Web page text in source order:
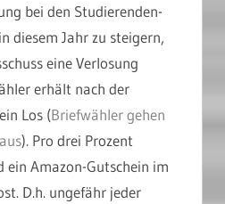
bei den Studierenden-
diesem Jahr zu steigern,
eine Verlosung
erhält nach der
Los (Briefwähler gehen
). Pro drei Prozent
Amazon-Gutschein im
D.h. ungefähr jeder